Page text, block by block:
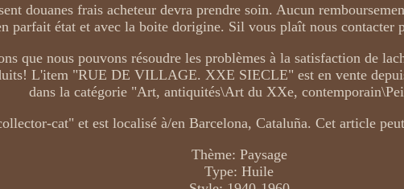
douanes frais acheteur devra prendre soin. Aucun
parfait état et avec la boite dorigine. Sil vous plaît nous contacter
que nous pouvons résoudre les problèmes à la satisfaction de
L'item "RUE DE VILLAGE. XXE SIECLE" est en vente
dans la catégorie "Art, antiquités\Art du XXe,
cat" et est localisé à/en Barcelona, Cataluña. Cet article
Thème: Paysage
Type: Huile